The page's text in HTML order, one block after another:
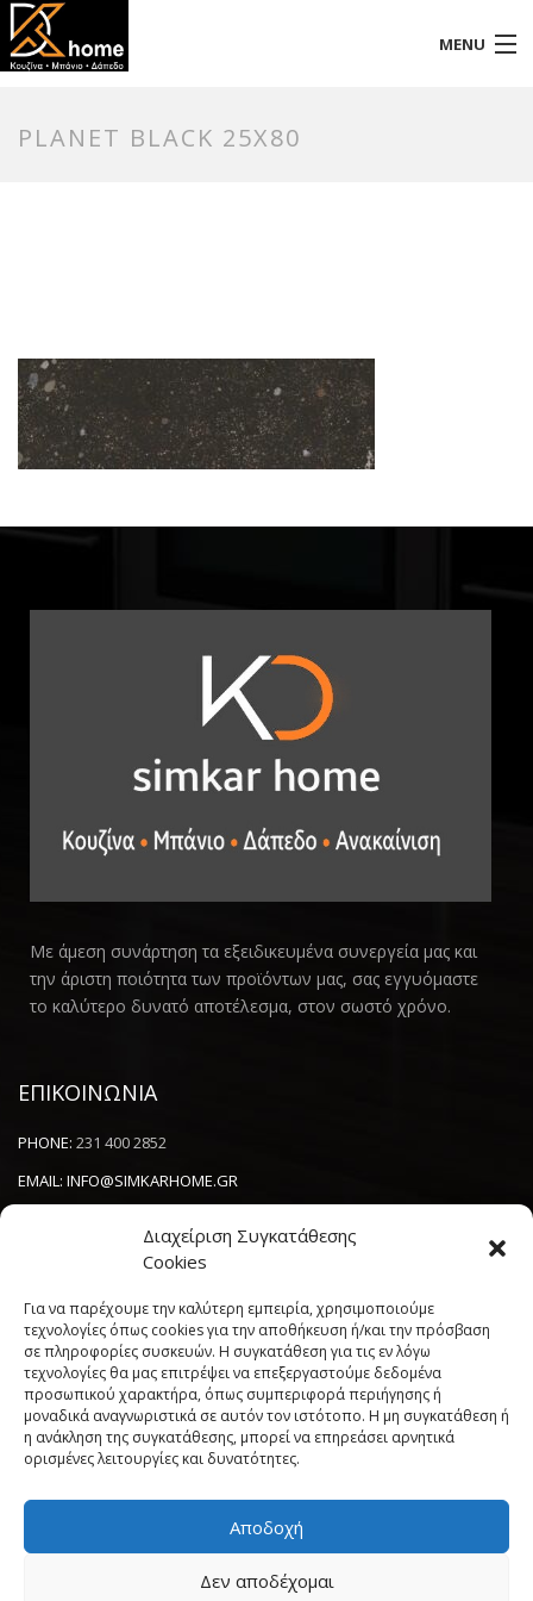
Διαχείριση Συγκατάθεσης
Cookies
Για να παρέχουμε την καλύτερη εμπειρία, χρησιμοποιούμε
τεχνολογίες όπως cookies για την αποθήκευση ή/και την πρόσβαση
σε πληροφορίες συσκευών. Η συγκατάθεση για τις εν λόγω
τεχνολογίες θα μας επιτρέψει να επεξεργαστούμε δεδομένα
προσωπικού χαρακτήρα, όπως συμπεριφορά περιήγησης ή
μοναδικά αναγνωριστικά σε αυτόν τον ιστότοπο. Η μη συγκατάθεση ή
η ανάκληση της συγκατάθεσης, μπορεί να επηρεάσει αρνητικά
ορισμένες λειτουργίες και δυνατότητες.
Αποδοχή
Δεν αποδέχομαι
MENU
PLANET BLACK 25X80
Με άμεση συνάρτηση τα εξειδικευμένα συνεργεία μας και
την άριστη ποιότητα των προϊόντων μας, σας εγγυόμαστε
το καλύτερο δυνατό αποτέλεσμα, στον σωστό χρόνο.
ΕΠΙΚΟΙΝΩΝΙΑ
PHONE: 231 400 2852
EMAIL: INFO@SIMKARHOME.GR
NEWSLETTER
----------------------
Πολιτική Cookies (ΕΕ)
Όροι και Προϋποθέσεις
Δήλωση Απορρήτου
My account